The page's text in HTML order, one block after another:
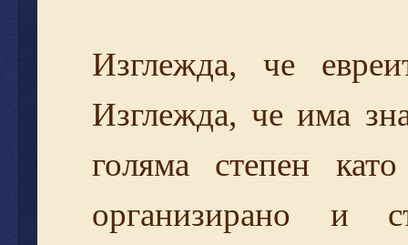
Изглежда, че
Изглежда, че има
голяма степен
организирано и